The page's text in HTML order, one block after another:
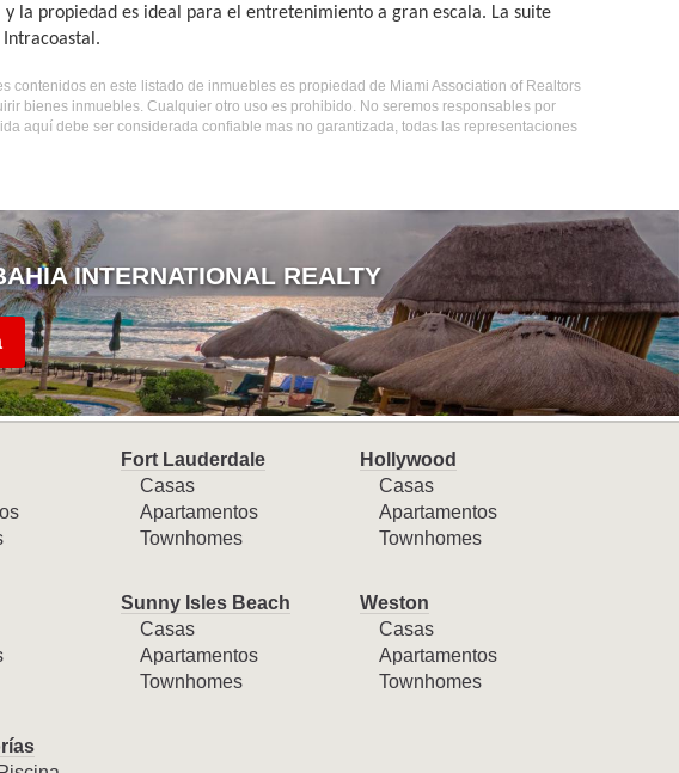
la propiedad es ideal para el entretenimiento a gran escala. La suite
contenidos en este listado de inmuebles es propiedad de Miami Association of Realtors
bienes inmuebles. Cualquier otro uso es prohibido. No seremos responsables por
aquí debe ser considerada confiable mas no garantizada, todas las representaciones
INTERNATIONAL REALTY
Fort Lauderdale
Casas
Apartamentos
Townhomes
Hollywood
Casas
Apartamentos
Townhomes
Sunny Isles Beach
Casas
Apartamentos
Townhomes
Weston
Casas
Apartamentos
Townhomes